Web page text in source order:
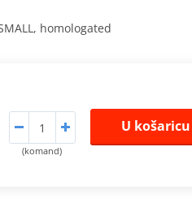
homologated
(komand)
U košaricu